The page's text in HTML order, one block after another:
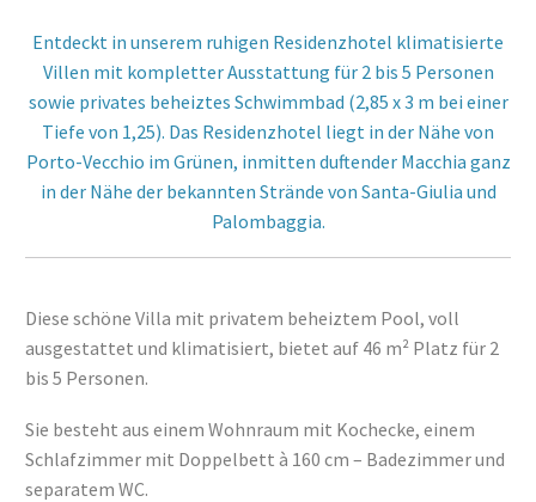
Entdeckt in unserem ruhigen Residenzhotel klimatisierte
Villen mit kompletter Ausstattung für 2 bis 5 Personen
sowie privates beheiztes Schwimmbad (2,85 x 3 m bei einer
Tiefe von 1,25). Das Residenzhotel liegt in der Nähe von
Porto-Vecchio im Grünen, inmitten duftender Macchia ganz
in der Nähe der bekannten Strände von Santa-Giulia und
Palombaggia.
Diese schöne Villa mit privatem beheiztem Pool, voll
ausgestattet und klimatisiert, bietet auf 46 m² Platz für 2
bis 5 Personen.
Sie besteht aus einem Wohnraum mit Kochecke, einem
Schlafzimmer mit Doppelbett à 160 cm – Badezimmer und
separatem WC.